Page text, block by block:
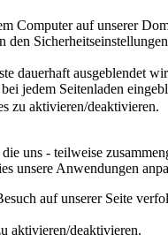
Computer auf unserer
den
dauerhaft ausgeblendet
jedem Seitenladen
zu aktivieren/deaktivieren.
uns - teilweise
unsere Anwendungen
auf unserer Seite
aktivieren/deaktivieren.